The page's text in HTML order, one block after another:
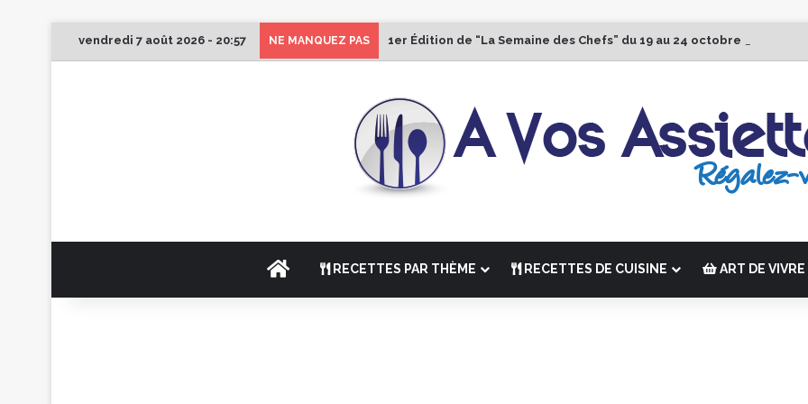
vendredi 7 août 2026 - 20:57 NE MANQUEZ PAS 1er Édition de “La Semaine des Chefs” du 19 au 24 octobre 2026
ACCUEILRECETTES PAR THÈME RECETTES DE CUISINE ART DE VIVRE